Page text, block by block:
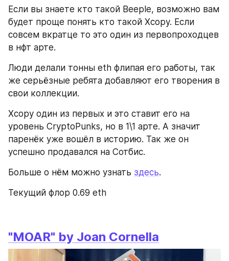
Если вы знаете кто такой Beeple, возможно вам
будет проще понять кто такой Xcopy. Если
совсем вкратце то это один из первопроходцев
в нфт арте.
Люди делали тонны eth флипая его работы, так
же серьёзные ребята добавляют его творения в
свои коллекции.
Xcopy один из первых и это ставит его на
уровень CryptoPunks, но в 1\1 арте. А значит
паренёк уже вошёл в историю. Так же он
успешно продавался на Сотбис.
Больше о нём можно узнать здесь.
Текущий флор 0.69 eth
"MOAR" by Joan Cornella